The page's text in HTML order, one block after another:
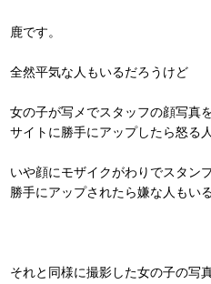
鹿です。
全然平気な人もいるだろうけど
女の子が写メでスタッフの顔写真
サイトに勝手にアップしたら怒る
いや顔にモザイクがわりでスタン
勝手にアップされたら嫌な人もい
それと同様に撮影した女の子の写